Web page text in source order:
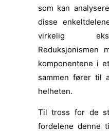
som kan
disse
virkelig
Reduksjonismen
komponentene i
sammen fører til
helheten.
Til tross for de
fordelene denne